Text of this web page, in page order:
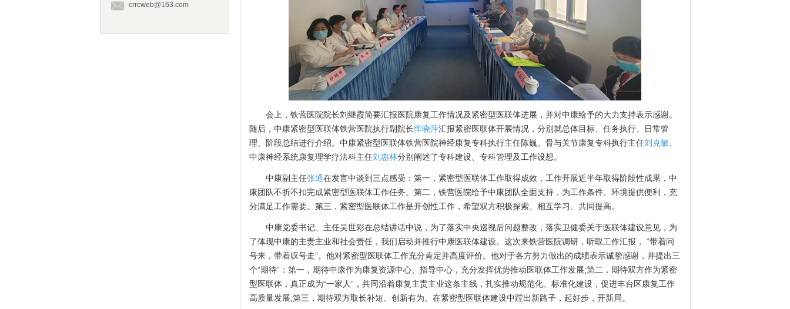
crrcweb@163.com
会上，铁营医院院长刘继霞简要汇报医院康复工作情况及紧密型医联体进展，并对中康给予的大力支持表示感谢。
随后，中康紧密型医联体铁营医院执行副院长恽晓萍汇报紧密医联体开展情况，分别就总体目标、任务执行、日常管
理、阶段总结进行介绍。中康紧密型医联体铁营医院神经康复专科执行主任陈巍、骨与关节康复专科执行主任刘克敏
中康神经系统康复理学疗法科主任刘惠林分别阐述了专科建设、专科管理及工作设想。
中康副主任张通在发言中谈到三点感受：第一，紧密型医联体工作取得成效，工作开展近半年取得阶段性成果，中
康团队不折不扣完成紧密型医联体工作任务。第二，铁营医院给予中康团队全面支持，为工作条件、环境提供便利，充
分满足工作需要。第三，紧密型医联体工作是开创性工作，希望双方积极探索、相互学习、共同提高。
中康党委书记、主任吴世彩在总结讲话中说，为了落实中央巡视后问题整改，落实卫健委关于医联体建设意见，为
了体现中康的主责主业和社会责任，我们启动并推行中康医联体建设。这次来铁营医院调研，听取工作汇报， “带着问
号来，带着叹号走”。他对紧密型医联体工作充分肯定并高度评价。他对于各方努力做出的成绩表示诚挚感谢，并提出三
个“期待”：第一，期待中康作为康复资源中心、指导中心，充分发挥优势推动医联体工作发展;第二，期待双方作为紧密
型医联体，真正成为“一家人”，共同沿着康复主责主业这条主线，扎实推动规范化、标准化建设，促进丰台区康复工作
高质量发展;第三，期待双方取长补短、创新有为。在紧密型医联体建设中蹚出新路子，起好步，开新局。